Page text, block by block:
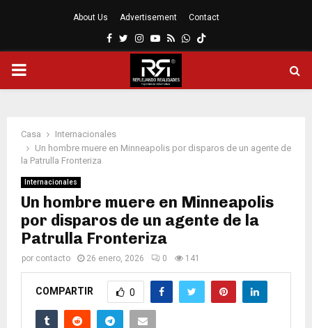
About Us Advertisement Contact
Facebook
Twitter
Instagram
Youtube
RssWhatsapp
MENÚ
Casa
Internacionales
Un hombre muere en Minneapolis por disparos de un agente de
la Patrulla Fronteriza
Internacionales
Un hombre muere en Minneapolis
por disparos de un agente de la
Patrulla Fronteriza
por contacto 26 enero, 2026 0 141
COMPARTIR 0